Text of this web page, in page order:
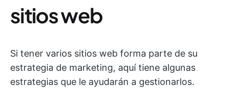
sitios web
Si tener varios sitios web forma parte de su
estrategia de marketing, aquí tiene algunas
estrategias que le ayudarán a gestionarlos.